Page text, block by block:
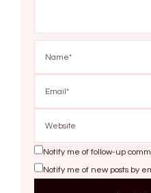
Notify me of follow-up
Notify me of new posts by